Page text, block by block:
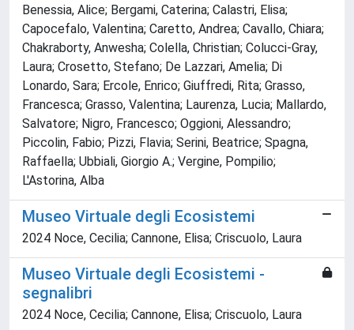
Benessia, Alice; Bergami, Caterina; Calastri, Elisa;
Capocefalo, Valentina; Caretto, Andrea; Cavallo, Chiara;
Chakraborty, Anwesha; Colella, Christian; Colucci-Gray,
Laura; Crosetto, Stefano; De Lazzari, Amelia; Di
Lonardo, Sara; Ercole, Enrico; Giuffredi, Rita; Grasso,
Francesca; Grasso, Valentina; Laurenza, Lucia; Mallardo,
Salvatore; Nigro, Francesco; Oggioni, Alessandro;
Piccolin, Fabio; Pizzi, Flavia; Serini, Beatrice; Spagna,
Raffaella; Ubbiali, Giorgio A.; Vergine, Pompilio;
L'Astorina, Alba
Museo Virtuale degli Ecosistemi
2024 Noce, Cecilia; Cannone, Elisa; Criscuolo, Laura
Museo Virtuale degli Ecosistemi -
segnalibri
2024 Noce, Cecilia; Cannone, Elisa; Criscuolo, Laura